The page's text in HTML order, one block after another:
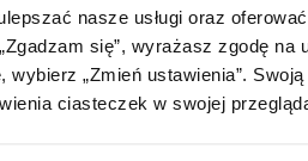
nasze usługi oraz
się”, wyrażasz zgodę na
„Zmień ustawienia”.
ciasteczek w swojej
– tak, aby miękka woda trafiała do całej
To nie tylko poprawa komfortu